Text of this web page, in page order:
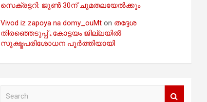
സെക്രട്ടറി: ജൂൺ 30ന് ചുമതലയേൽക്കും
Vivod iz zapoya na domy_ouMt on തദ്ദേശ
തിരഞ്ഞെടുപ്പ് ;.കോട്ടയം ജില്ലയിൽ
സൂക്ഷ്മപരിശോധന പൂർത്തിയായി